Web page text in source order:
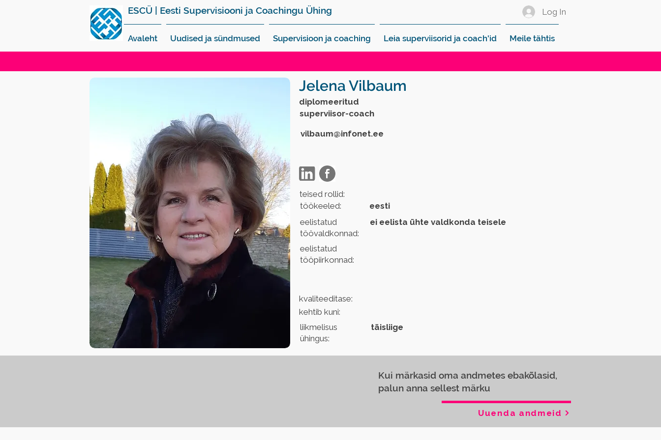
ESCÜ | Eesti Supervisiooni ja Coachingu Ühing Log In
Avaleht Uudised ja sündmused Supervisioon ja coaching Leia superviisorid ja coach'id Meile tähtis
Jelena Vilbaum
diplomeeritud
superviisor-coach
vilbaum@infonet.ee
teised rollid:
töökeeled:
eesti
eelistatud
töövaldkonnad:
ei eelista ühte valdkonda teisele
eelistatud
tööpiirkonnad:
kvaliteeditase:
kehtib kuni:
liikmelisus
ühingus:
täisliige
Kui märkasid oma andmetes ebakõlasid,
palun anna sellest märku
Uuenda andmeid